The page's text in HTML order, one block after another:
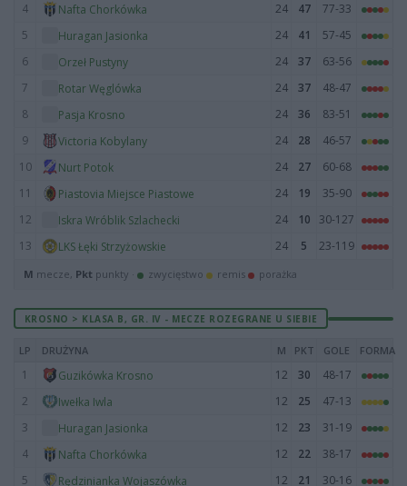
4
Nafta Chorkówka 24 47
77-33
5
Huragan Jasionka 24 41
57-45
6
Orzeł Pustyny 24 37
63-56
7
Rotar Węglówka 24 37
48-47
8
Pasja Krosno 24 36
83-51
9
Victoria Kobylany 24 28
46-57
10
Nurt Potok 24 27
60-68
11
Piastovia Miejsce Piastowe 24 19
35-90
12
Iskra Wróblik Szlachecki 24 10
30-127
13
LKS Łęki Strzyżowskie 24 5 23-119
M mecze, Pkt punkty · zwycięstwo remis porażka
KROSNO > KLASA B, GR. IV - MECZE ROZEGRANE U SIEBIE
LP DRUŻYNA M PKT GOLE FORMA
1 Guzikówka Krosno 12 30
48-17
2
Iwełka Iwla 12 25
47-13
3
Huragan Jasionka 12 23
31-19
4
Nafta Chorkówka 12 22
38-17
5
Rędzinianka Wojaszówka 12 21 30-16